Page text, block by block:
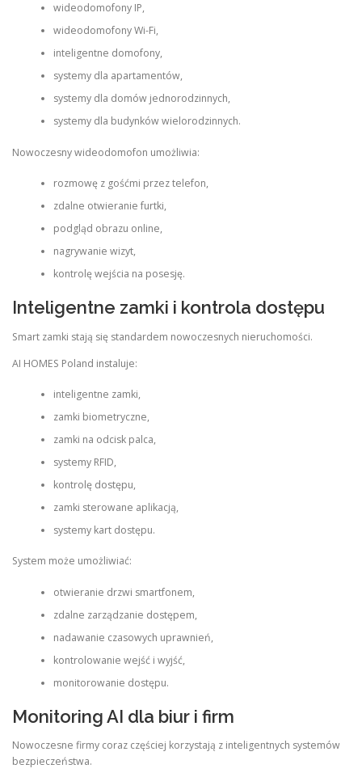
wideodomofony IP,
wideodomofony Wi-Fi,
inteligentne domofony,
systemy dla apartamentów,
systemy dla domów jednorodzinnych,
systemy dla budynków wielorodzinnych.
Nowoczesny wideodomofon umożliwia:
rozmowę z gośćmi przez telefon,
zdalne otwieranie furtki,
podgląd obrazu online,
nagrywanie wizyt,
kontrolę wejścia na posesję.
Inteligentne zamki i kontrola dostępu
Smart zamki stają się standardem nowoczesnych nieruchomości.
AI HOMES Poland instaluje:
inteligentne zamki,
zamki biometryczne,
zamki na odcisk palca,
systemy RFID,
kontrolę dostępu,
zamki sterowane aplikacją,
systemy kart dostępu.
System może umożliwiać:
otwieranie drzwi smartfonem,
zdalne zarządzanie dostępem,
nadawanie czasowych uprawnień,
kontrolowanie wejść i wyjść,
monitorowanie dostępu.
Monitoring AI dla biur i firm
Nowoczesne firmy coraz częściej korzystają z inteligentnych systemów
bezpieczeństwa.